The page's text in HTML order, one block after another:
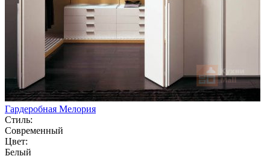
Гардеробная Мелория
Стиль:
Современный
Цвет:
Белый